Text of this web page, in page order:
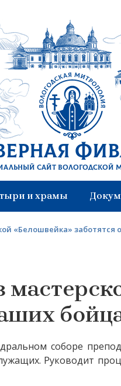
сайт Вологодской
и храмы
«Белошвейка» заботятся
соборе
Руководит